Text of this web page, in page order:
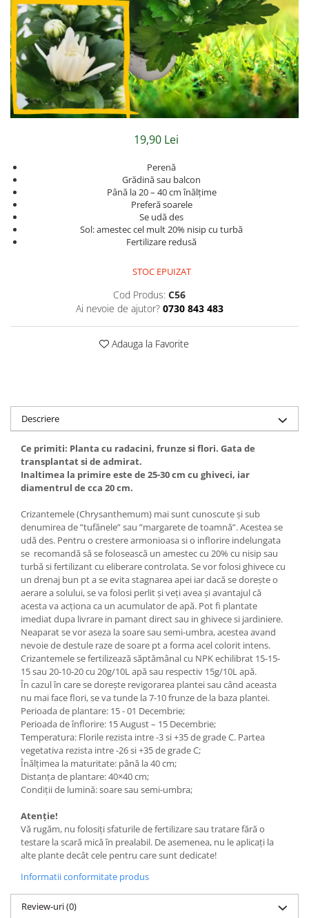
Muscate
Panselute
Petunii
Semiumbra sau umbra
Soare puternic
Trandafir Chinezesc
Trandafiri
Trompeta ingerilor
Zambile bulbi
19,90 Lei
Perenă
Grădină sau balcon
Până la 20 – 40 cm înălțime
Preferă soarele
Se udă des
Sol: amestec cel mult 20% nisip cu turbă
Fertilizare redusă
STOC EPUIZAT
Cod Produs: C56
Ai nevoie de ajutor? 0730 843 483
Adauga la Favorite
Descriere
Ce primiti: Planta cu radacini, frunze si flori. Gata de
transplantat si de admirat.
Inaltimea la primire este de 25-30 cm cu ghiveci, iar
diamentrul de cca 20 cm.
Crizantemele (Chrysanthemum) mai sunt cunoscute și sub
denumirea de ”tufănele” sau ”margarete de toamnă”. Acestea se
udă des. Pentru o crestere armonioasa si o inflorire indelungata
se recomandă să se folosească un amestec cu 20% cu nisip sau
turbă si fertilizant cu eliberare controlata. Se vor folosi ghivece cu
un drenaj bun pt a se evita stagnarea apei iar dacă se dorește o
aerare a solului, se va folosi perlit și veți avea și avantajul că
acesta va acționa ca un acumulator de apă. Pot fi plantate
imediat dupa livrare in pamant direct sau in ghivece si jardiniere.
Neaparat se vor aseza la soare sau semi-umbra, acestea avand
nevoie de destule raze de soare pt a forma acel colorit intens.
Crizantemele se fertilizează săptămânal cu NPK echilibrat 15-15-
15 sau 20-10-20 cu 20g/10L apă sau respectiv 15g/10L apă.
În cazul în care se dorește revigorarea plantei sau când aceasta
nu mai face flori, se va tunde la 7-10 frunze de la baza plantei.
Perioada de plantare: 15 - 01 Decembrie;
Perioada de înflorire: 15 August – 15 Decembrie;
Temperatura: Florile rezista intre -3 si +35 de grade C. Partea
vegetativa rezista intre -26 si +35 de grade C;
Înălțimea la maturitate: până la 40 cm;
Distanța de plantare: 40×40 cm;
Condiții de lumină: soare sau semi-umbra;
Atenție!
Vă rugăm, nu folosiți sfaturile de fertilizare sau tratare fără o
testare la scară mică în prealabil. De asemenea, nu le aplicați la
alte plante decât cele pentru care sunt dedicate!
Informatii conformitate produs
Review-uri(0)